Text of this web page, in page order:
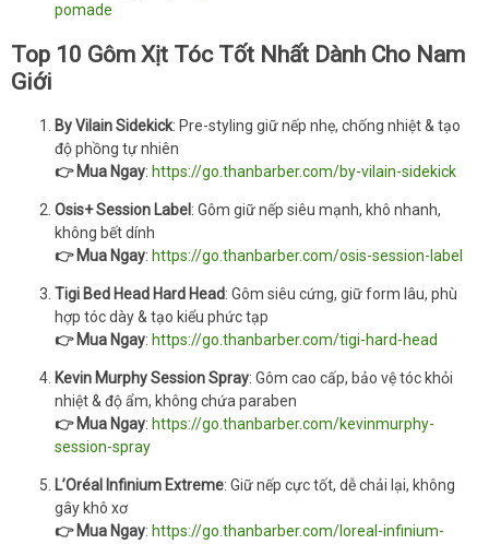
pomade
Top 10 Gôm Xịt Tóc Tốt Nhất Dành Cho Nam
Giới
By Vilain Sidekick: Pre-styling giữ nếp nhẹ, chống nhiệt & tạo
độ phồng tự nhiên
👉 Mua Ngay: https://go.thanbarber.com/by-vilain-sidekick
Osis+ Session Label : Gôm giữ nếp siêu mạnh, khô nhanh,
không bết dính
👉 Mua Ngay: https://go.thanbarber.com/osis-session-label
Tigi Bed Head Hard Head: Gôm siêu cứng, giữ form lâu, phù
hợp tóc dày & tạo kiểu phức tạp
👉 Mua Ngay: https://go.thanbarber.com/tigi-hard-head
Kevin Murphy Session Spray: Gôm cao cấp, bảo vệ tóc khỏi
nhiệt & độ ẩm, không chứa paraben
👉 Mua Ngay: https://go.thanbarber.com/kevinmurphy-
session-spray
L’Oréal Infinium Extreme: Giữ nếp cực tốt, dễ chải lại, không
gây khô xơ
👉 Mua Ngay: https://go.thanbarber.com/loreal-infinium-